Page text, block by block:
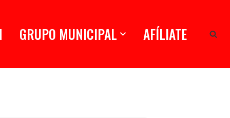
GRUPO MUNICIPAL AFÍLIATE